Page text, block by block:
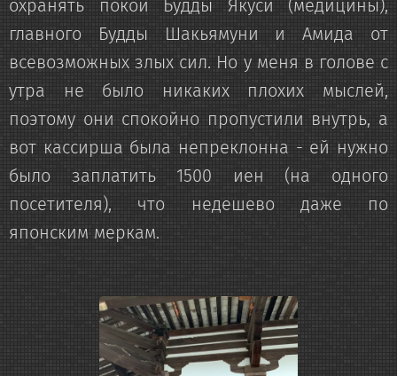
охранять покои Будды Якуси (медицины),
главного Будды Шакьямуни и Амида от
всевозможных злых сил. Но у меня в голове с
утра не было никаких плохих мыслей,
поэтому они спокойно пропустили внутрь, а
вот кассирша была непреклонна - ей нужно
было заплатить 1500 иен (на одного
посетителя), что недешево даже по
японским меркам.